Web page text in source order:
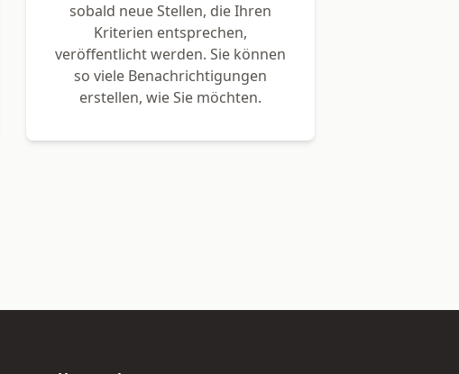
sobald neue Stellen, die Ihren
Kriterien entsprechen,
veröffentlicht werden. Sie können
so viele Benachrichtigungen
erstellen, wie Sie möchten.